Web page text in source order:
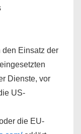
den Einsatz der
Dienste, vor
US-
die EU-